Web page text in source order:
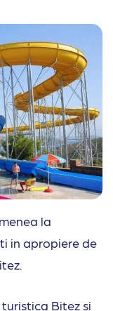
la
in apropiere de
Bitez si